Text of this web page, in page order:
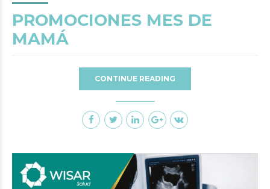
PROMOCIONES MES DE
MAMÁ
CONTINUE READING